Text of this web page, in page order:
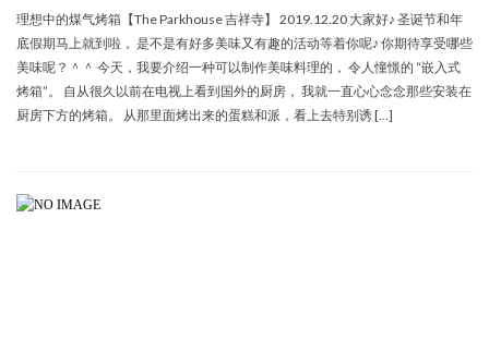
理想中的煤气烤箱【The Parkhouse 吉祥寺】 2019.12.20 大家好♪ 圣诞节和年
底假期马上就到啦， 是不是有好多美味又有趣的活动等着你呢♪ 你期待享受哪些
美味呢？＾＾ 今天，我要介绍一种可以制作美味料理的， 令人憧憬的 “嵌入式
烤箱”。 自从很久以前在电视上看到国外的厨房， 我就一直心心念念那些安装在
厨房下方的烤箱。 从那里面烤出来的蛋糕和派，看上去特别诱 […]